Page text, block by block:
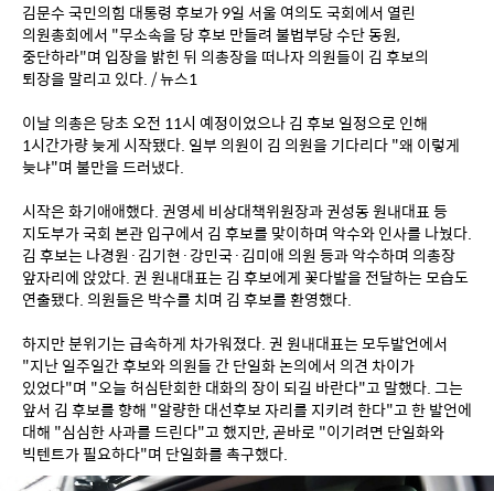
김문수 국민의힘 대통령 후보가 9일 서울 여의도 국회에서 열린
의원총회에서 "무소속을 당 후보 만들려 불법부당 수단 동원,
중단하라"며 입장을 밝힌 뒤 의총장을 떠나자 의원들이 김 후보의
퇴장을 말리고 있다. / 뉴스1
이날 의총은 당초 오전 11시 예정이었으나 김 후보 일정으로 인해
1시간가량 늦게 시작됐다. 일부 의원이 김 의원을 기다리다 "왜 이렇게
늦냐"며 불만을 드러냈다.
시작은 화기애애했다. 권영세 비상대책위원장과 권성동 원내대표 등
지도부가 국회 본관 입구에서 김 후보를 맞이하며 악수와 인사를 나눴다.
김 후보는 나경원·김기현·강민국·김미애 의원 등과 악수하며 의총장
앞자리에 앉았다. 권 원내대표는 김 후보에게 꽃다발을 전달하는 모습도
연출됐다. 의원들은 박수를 치며 김 후보를 환영했다.
하지만 분위기는 급속하게 차가워졌다. 권 원내대표는 모두발언에서
"지난 일주일간 후보와 의원들 간 단일화 논의에서 의견 차이가
있었다"며 "오늘 허심탄회한 대화의 장이 되길 바란다"고 말했다. 그는
앞서 김 후보를 향해 "알량한 대선후보 자리를 지키려 한다"고 한 발언에
대해 "심심한 사과를 드린다"고 했지만, 곧바로 "이기려면 단일화와
빅텐트가 필요하다"며 단일화를 촉구했다.